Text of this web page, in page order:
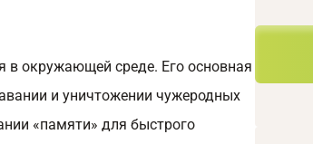
окружающей среде. Его основная
и уничтожении чужеродных
«памяти» для быстрого